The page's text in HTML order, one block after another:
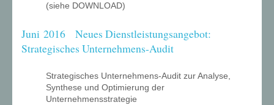
(siehe DOWNLOAD)
Juni 2016 Neues Dienstleistungsangebot:
Strategisches Unternehmens-Audit
Strategisches Unternehmens-Audit zur Analyse,
Synthese und Optimierung der
Unternehmensstrategie